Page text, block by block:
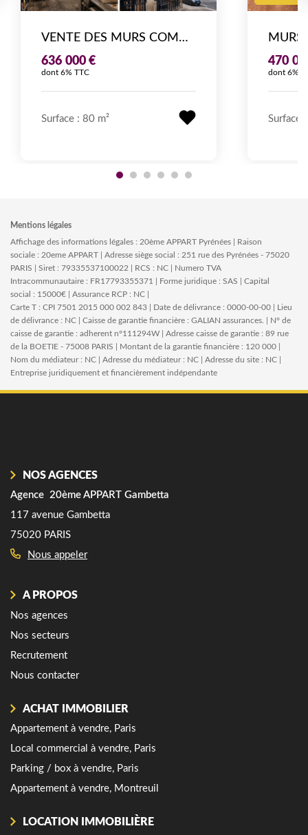
VENTE DES MURS COMMERCIAUX - RESTAURANT - QUARTIER MÉNILMONTANT (PARIS 20ÈME) 80M²
636 000 €
dont 6% TTC
Surface : 80 m²
470
dont 6%
Surface
Mentions légales
Affichage des informations légales : 20ème APPART Pyrénées | Raison
sociale : 20eme APPART | Adresse siège social : 251 rue des Pyrénées - 75020
PARIS | Siret : 79335537100022 | RCS : NC | Numero TVA
Intracommunautaire : FR17793355371 | Forme juridique : SAS | Capital
social : 15000€ | Assurance RCP : NC |
Carte T : CPI 7501 2015 000 002 843 | Date de délivrance : 0000-00-00 | Lieu
de délivrance : NC | Caisse de garantie financière : GALIAN assurances. | N° de
caisse de garantie : adherent n°111294W | Adresse caisse de garantie : 89 rue
de la BOETIE - 75008 PARIS | Montant de la garantie financière : 120 000 |
Nom du médiateur : NC | Adresse du médiateur : NC | Adresse du site : NC |
Entreprise juridiquement et financièrement indépendante
NOS AGENCES
Agence 20ème APPART Gambetta
117 avenue Gambetta
75020 PARIS
Nous appeler
A PROPOS
Nos agences
Nos secteurs
Recrutement
Nous contacter
ACHAT IMMOBILIER
Appartement à vendre, Paris
Local commercial à vendre, Paris
Parking / box à vendre, Paris
Appartement à vendre, Montreuil
LOCATION IMMOBILIÈRE